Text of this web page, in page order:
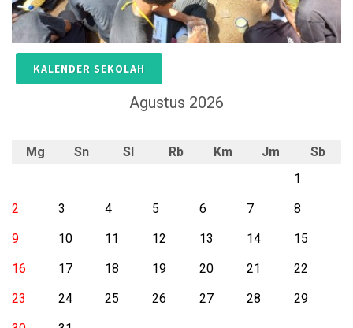
KALENDER SEKOLAH
Agustus 2026
Mg Sn Sl Rb Km Jm
Sb
1
2
3 4 5 6 7
8
9
10 11 12 13 14
15
16
17 18 19 20 21
22
23
24 25 26 27 28
29